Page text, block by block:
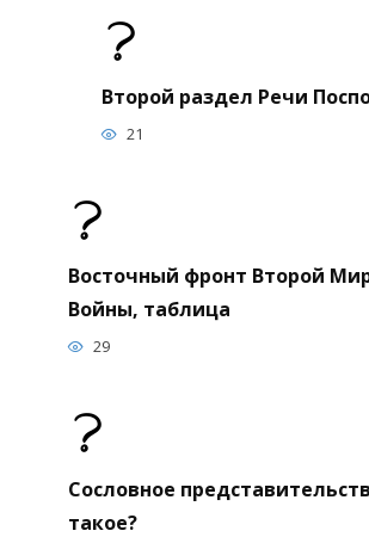
Второй раздел Речи
21
Восточный фронт Второй
Войны, таблица
29
Сословное
такое?